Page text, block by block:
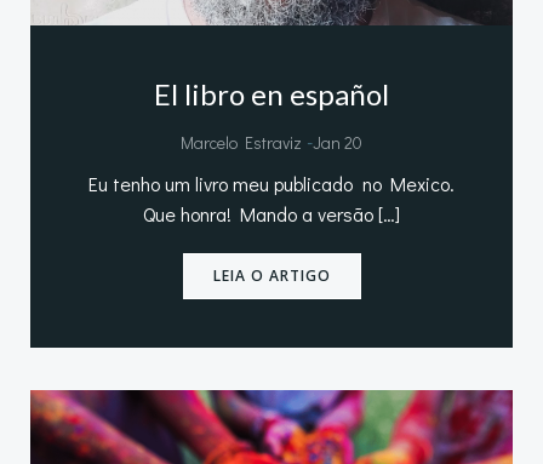
El libro en español
Marcelo Estraviz -Jan 20
Eu tenho um livro meu publicado no Mexico.
Que honra! Mando a versão […]
LEIA O ARTIGO